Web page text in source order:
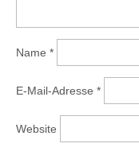
Name *
E-Mail-Adresse *
Website